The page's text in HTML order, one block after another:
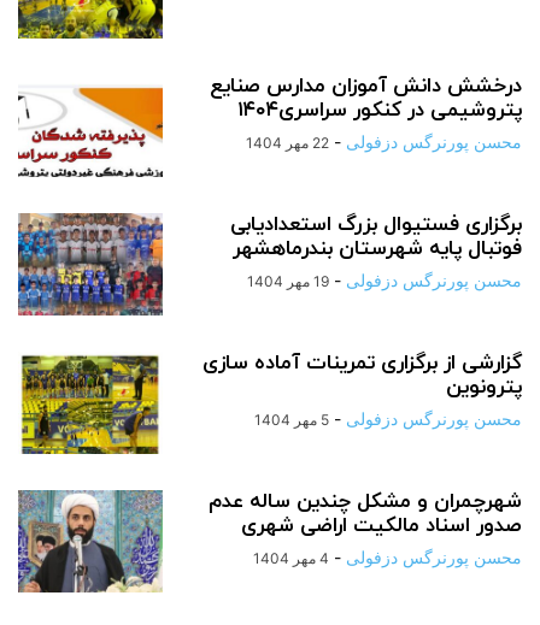
درخشش دانش آموزان مدارس صنایع
پتروشیمی در کنکور سراسری۱۴۰۴
محسن پورنرگس دزفولی - 22 مهر 1404
برگزاری فستیوال بزرگ استعدادیابی
فوتبال پایه شهرستان بندرماهشهر
محسن پورنرگس دزفولی - 19 مهر 1404
گزارشی از برگزاری تمرینات آماده سازی
پترونوین
محسن پورنرگس دزفولی - 5 مهر 1404
شهرچمران و مشکل چندین ساله عدم
صدور اسناد مالکیت اراضی شهری
محسن پورنرگس دزفولی - 4 مهر 1404